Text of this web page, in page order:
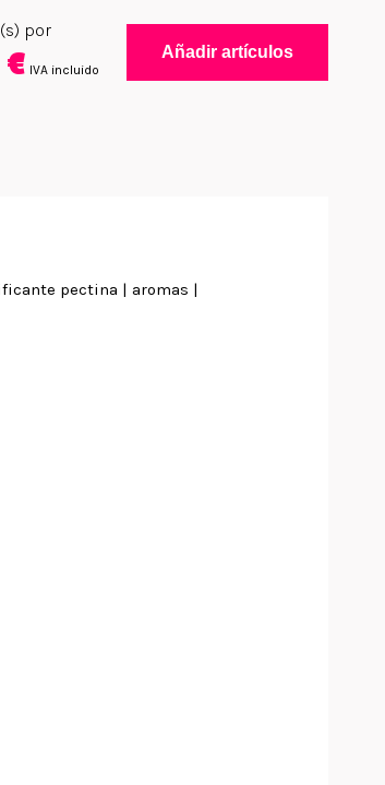
por
IVA incluido
Añadir artículos
pectina | aromas |